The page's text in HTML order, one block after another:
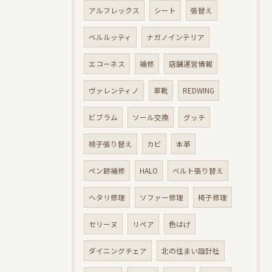
アルフレックス シート 張替え
ベルルッティ ナガノインテリア
エコーネス 補修 店舗運営情報
ヴァレンティノ 革靴 REDWING
ビブラム ソール交換 グッチ
椅子張り替え カビ 本革
ペン跡補修 HALO ベルト張り替え
ヘタリ修理 ソファー修理 椅子修理
セリーヌ リペア 色はげ
ダイニングチェア 北の住まい設計社